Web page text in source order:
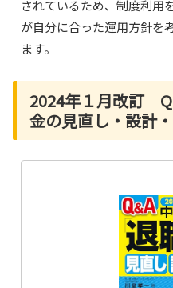
されているため、制度利用
が自分に合った運用方針を
ます。
2024年１月改訂
金の見直し・設計